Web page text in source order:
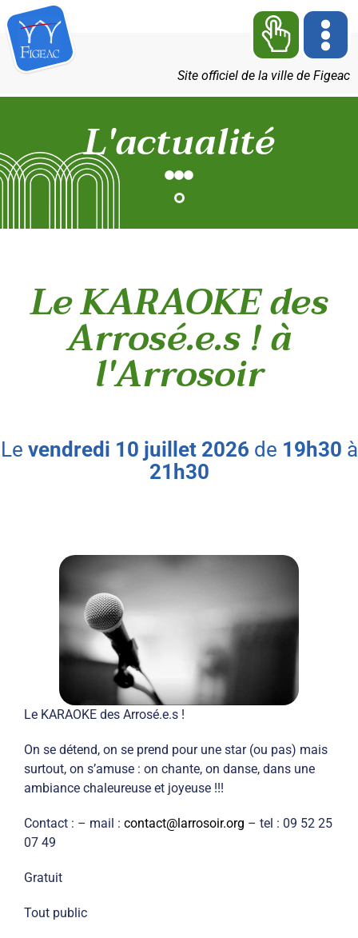
Site officiel de la ville de Figeac
L'actualité
Le KARAOKE des
Arrosé.e.s ! à
l'Arrosoir
le vendredi 10 juillet 2026 de 19h30 à
21h30
Le KARAOKE des Arrosé.e.s !
On se détend, on se prend pour une star (ou pas) mais
surtout, on s’amuse : on chante, on danse, dans une
ambiance chaleureuse et joyeuse !!!
Contact : – mail : contact@larrosoir.org – tel : 09 52 25
07 49
Gratuit
Tout public